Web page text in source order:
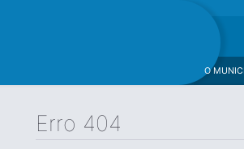
O
Erro 404